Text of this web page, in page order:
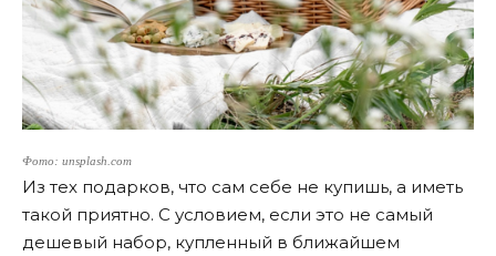
Фото: unsplash.com
Из тех подарков, что сам себе не купишь, а иметь
такой приятно. С условием, если это не самый
дешевый набор, купленный в ближайшем